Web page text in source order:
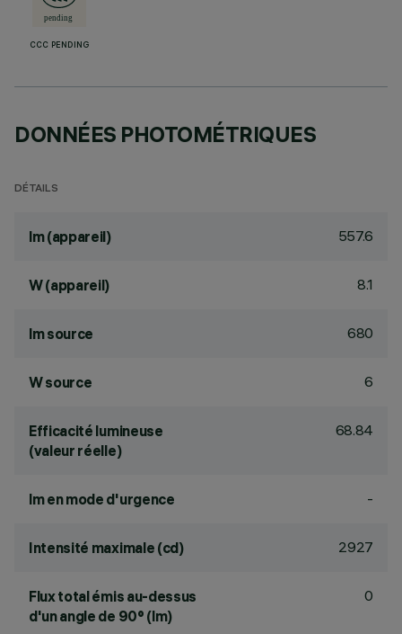
CCC PENDING
DONNÉES PHOTOMÉTRIQUES
DÉTAILS
lm (appareil) 557.6
W (appareil) 8.1
lm source 680
W source 6
Efficacité lumineuse
(valeur réelle)
68.84
lm en mode d'urgence -
Intensité maximale (cd) 2927
Flux total émis au-dessus
d'un angle de 90° (lm)
0